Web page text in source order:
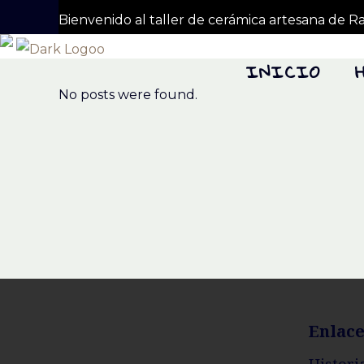
Bienvenido al taller de cerámica artesana de
INICIO
No posts were found.